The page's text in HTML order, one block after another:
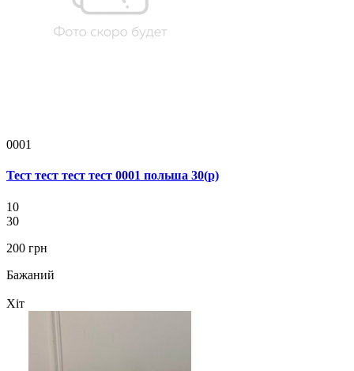
0001
Тест тест тест тест 0001 польша 30(р)
10
30
200 грн
Бажаний
Хіт